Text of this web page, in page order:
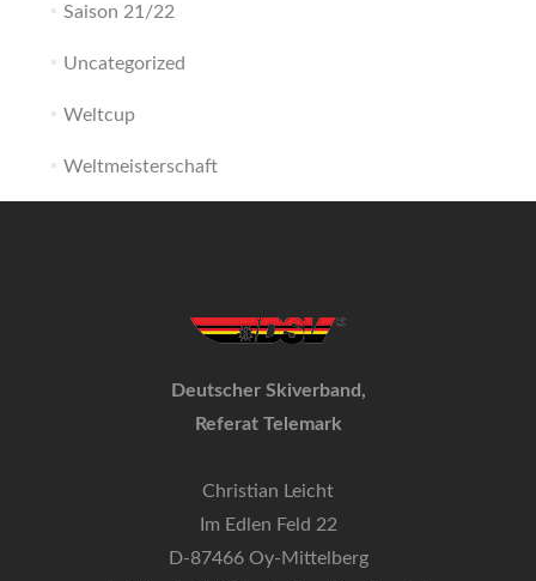
Saison 21/22
Uncategorized
Weltcup
Weltmeisterschaft
Deutscher Skiverband,
Referat Telemark
Christian Leicht
Im Edlen Feld 22
D-87466 Oy-Mittelberg